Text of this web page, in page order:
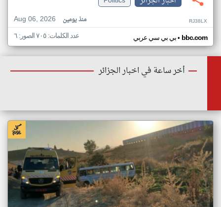
Aug 06, 2026
منذ يومين RJ38LX
بي بي سي عربي• bbc.com عدد الكلمات: ٧٠٥ الصور: ٦
أخر ساعة في اخبار الجزائر